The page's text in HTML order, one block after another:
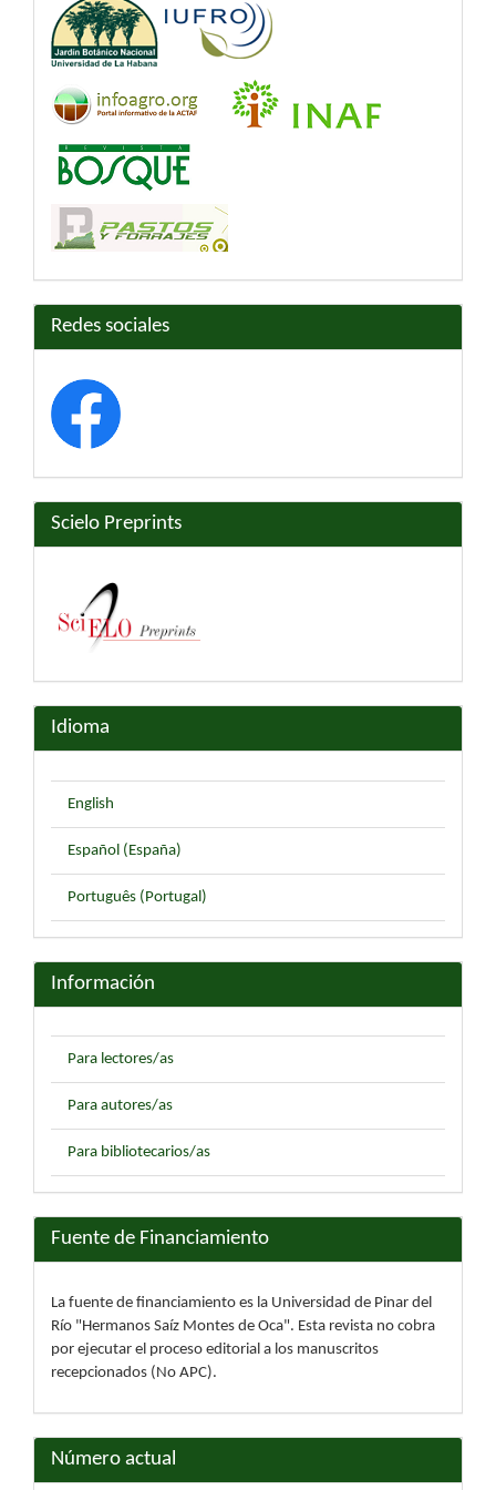
Redes sociales
Scielo Preprints
Idioma
English
Español (España)
Português (Portugal)
Información
Para lectores/as
Para autores/as
Para bibliotecarios/as
Fuente de Financiamiento
La fuente de financiamiento es la Universidad de Pinar del
Río "Hermanos Saíz Montes de Oca". Esta revista no cobra
por ejecutar el proceso editorial a los manuscritos
recepcionados (No APC).
Número actual